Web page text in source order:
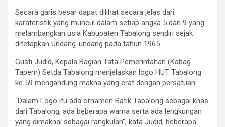
Secara garis besar dapat dilihat secara jelas dari
karateristik yang muncul dalam setiap angka 5 dan 9 yang
melambangkan usia Kabupaten Tabalong sendiri sejak
ditetapkan Undang-undang pada tahun 1965.
Gusti Judid, Kepala Bagian Tata Pemerintahan (Kabag
Tapem) Setda Tabalong menjelaskan logo HUT Tabalong
ke 59 mengandung makna yang erat dengan persatuan.
“Dalam Logo itu ada ornamen Batik Tabalong sebagai khas
dari Tabalong, ada beberapa warna serta ada lengkungan
yang dimaknai sebagai rangkulan”, kata Judid, beberapa